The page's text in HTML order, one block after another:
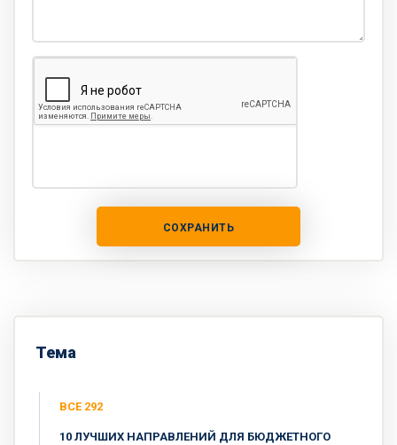
СОХРАНИТЬ
Тема
ВСЕ 292
10 ЛУЧШИХ НАПРАВЛЕНИЙ ДЛЯ БЮДЖЕТНОГО